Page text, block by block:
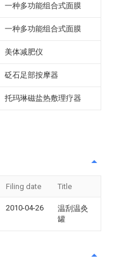
一种多功能组合式面膜
一种多功能组合式面膜
美体减肥仪
砭石足部按摩器
托玛琳磁盐热敷理疗器
Filing date Title
2010-04-26
温刮温灸
罐